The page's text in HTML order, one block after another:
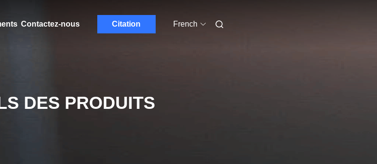
Contactez-nous Citation French
DES PRODUITS